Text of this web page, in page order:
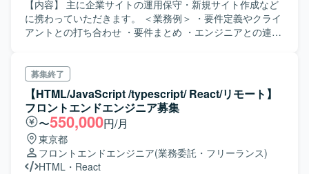
る方 ⑨リモートワークができる方 ＜尚可
＞ ⑩SAPに触ったことがある方
【内容】 主に企業サイトの運用保守・新規サイト作成など
に携わっていただきます。 ＜業務例＞ ・要件定義やクライ
アントとの打ち合わせ ・要件まとめ ・エンジニアとの連携
募集終了
【HTML/JavaScript /typescript/ React/リモート】
フロントエンドエンジニア募集
〜550,000円/月
東京都
フロントエンドエンジニア(業務委託・フリーランス)
HTML ・ React